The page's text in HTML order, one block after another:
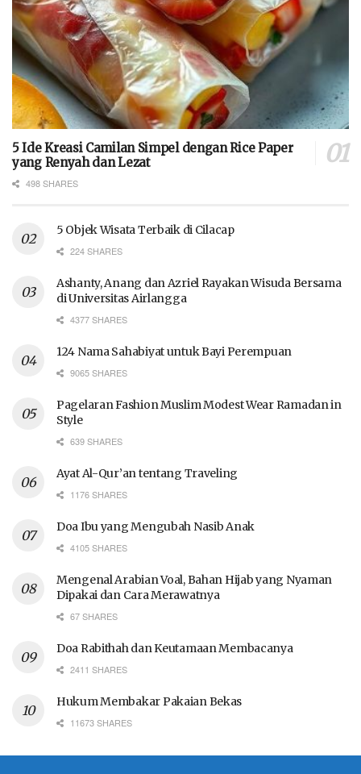
5 Ide Kreasi Camilan Simpel dengan Rice Paper
yang Renyah dan Lezat
498 SHARES
5 Objek Wisata Terbaik di Cilacap
224 SHARES
Ashanty, Anang dan Azriel Rayakan Wisuda Bersama
di Universitas Airlangga
4377 SHARES
124 Nama Sahabiyat untuk Bayi Perempuan
9065 SHARES
Pagelaran Fashion Muslim Modest Wear Ramadan in
Style
639 SHARES
Ayat Al-Qur’an tentang Traveling
1176 SHARES
Doa Ibu yang Mengubah Nasib Anak
4105 SHARES
Mengenal Arabian Voal, Bahan Hijab yang Nyaman
Dipakai dan Cara Merawatnya
67 SHARES
Doa Rabithah dan Keutamaan Membacanya
2411 SHARES
Hukum Membakar Pakaian Bekas
11673 SHARES